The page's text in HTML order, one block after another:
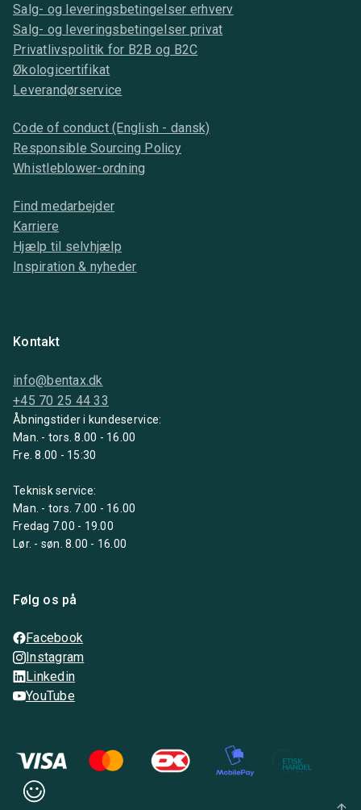
Salg- og leveringsbetingelser erhverv
Salg- og leveringsbetingelser privat
Privatlivspolitik for B2B og B2C
Økologicertifikat
Leverandørservice
Code of conduct (English - dansk)
Responsible Sourcing Policy
Whistleblower-ordning
Find medarbejder
Karriere
Hjælp til selvhjælp
Inspiration & nyheder
Kontakt
info@bentax.dk
+45 70 25 44 33
Åbningstider i kundeservice:
Man. - tors. 8.00 - 16.00
Fre. 8.00 - 15:30
Teknisk service:
Man. - tors. 7.00 - 16.00
Fredag 7.00 - 19.00
Lør. - søn. 8.00 - 16.00
Følg os på
Facebook
Instagram
Linkedin
YouTube